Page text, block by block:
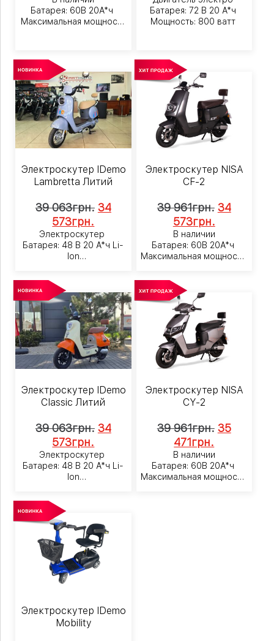
Батарея: 60В 20А*ч
Максимальная мощность
Батарея: 72 В 20 А*ч
Мощность: 800 ватт
Электроскутер IDemo
Lambretta Литий
39 063грн. 34
573грн.
Электроскутер
Батарея: 48 В 20 А*ч Li-
Ion
Электроскутер NISA
CF-2
39 961грн. 34
573грн.
В наличии
Батарея: 60В 20А*ч
Максимальная мощность:
Электроскутер IDemo
Classic Литий
39 063грн. 34
573грн.
Электроскутер
Батарея: 48 В 20 А*ч Li-
Ion
Электроскутер NISA
CY-2
39 961грн. 35
471грн.
В наличии
Батарея: 60В 20А*ч
Максимальная мощность:
Электроскутер IDemo
Mobility